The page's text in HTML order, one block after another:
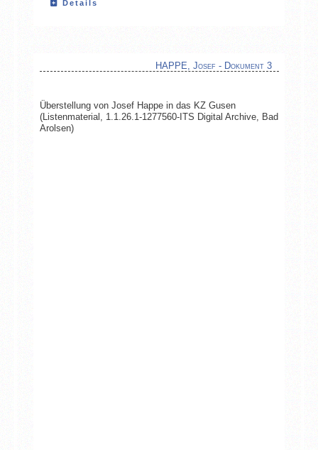
Details
HAPPE, Josef - Dokument 3
Überstellung von Josef Happe in das KZ Gusen
(Listenmaterial, 1.1.26.1-1277560-ITS Digital Archive, Bad
Arolsen)